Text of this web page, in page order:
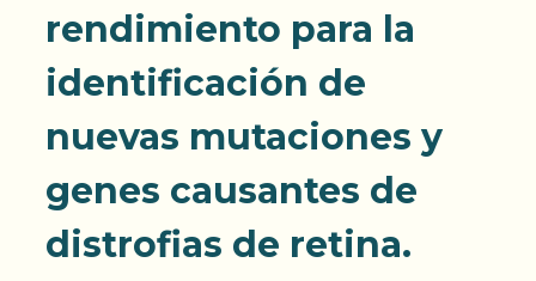
rendimiento para la
identificación de
nuevas mutaciones y
genes causantes de
distrofias de retina.